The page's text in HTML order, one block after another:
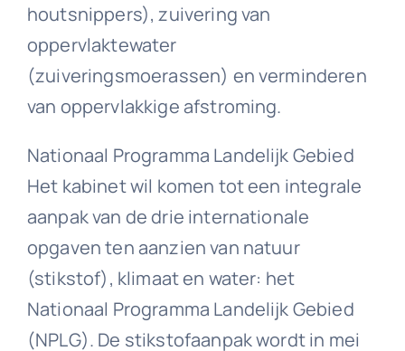
houtsnippers), zuivering van
oppervlaktewater
(zuiveringsmoerassen) en verminderen
van oppervlakkige afstroming.
Nationaal Programma Landelijk Gebied
Het kabinet wil komen tot een integrale
aanpak van de drie internationale
opgaven ten aanzien van natuur
(stikstof), klimaat en water: het
Nationaal Programma Landelijk Gebied
(NPLG). De stikstofaanpak wordt in mei